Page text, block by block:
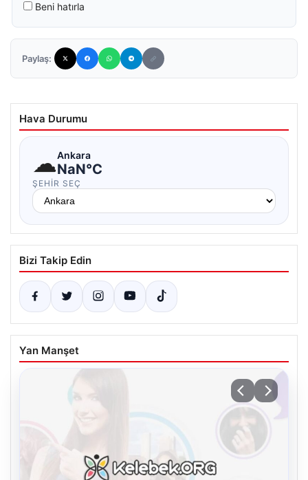
Beni hatırla
Paylaş:
Hava Durumu
☁Ankara
NaN°C
ŞEHIR SEÇ
Bizi Takip Edin
Yan Manşet